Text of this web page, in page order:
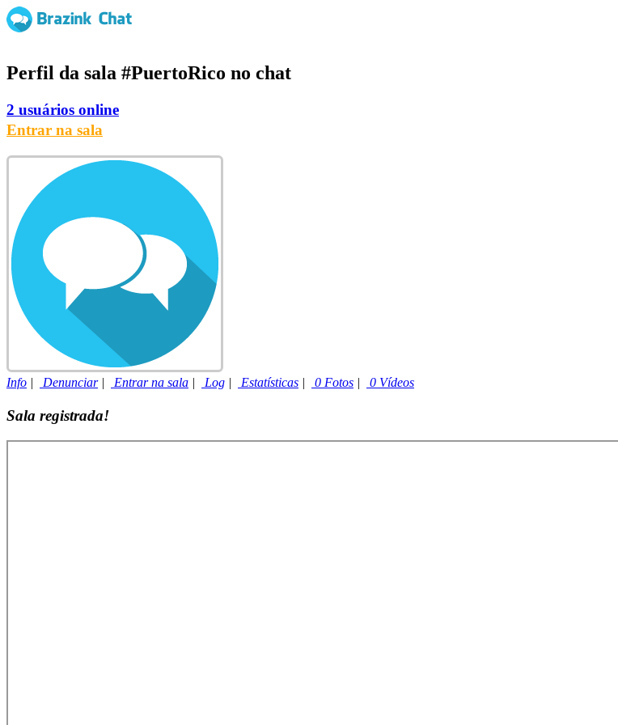
Perfil da sala #PuertoRico no chat
2 usuários online
Entrar na sala
Info | Denunciar| Entrar na sala | Log | Estatísticas | 0 Fotos | 0 Vídeos
Sala registrada!